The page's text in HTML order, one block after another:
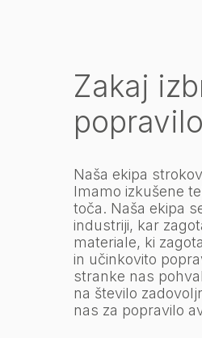
Zakaj
Naša ekipa
Imamo izkušene
toča. Naša ekipa
industriji, kar
materiale, ki
in učinkovito
stranke nas
na število
nas za popravilo